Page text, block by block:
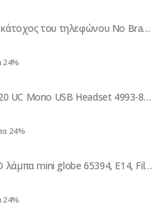
Οικουμενική κάτοχος του τηλεφώνου No Brand T06, Μαυρο - 17361
Jabra Evolve 20 UC Mono USB Headset 4993-829-209
24%
GOOBAY LED λάμπα mini globe 65394, E14, Filament, 4W, 2700K, 470lm